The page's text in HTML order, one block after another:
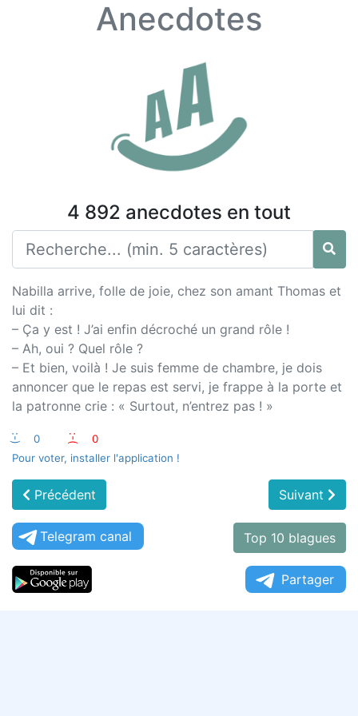
Anecdotes
4 892 anecdotes en tout
Nabilla arrive, folle de joie, chez son amant Thomas et
lui dit :
– Ça y est ! J’ai enfin décroché un grand rôle !
– Ah, oui ? Quel rôle ?
– Et bien, voilà ! Je suis femme de chambre, je dois
annoncer que le repas est servi, je frappe à la porte et
la patronne crie : « Surtout, n’entrez pas ! »
:-) 0 :-(
0
Pour voter, installer l'application !
Précédent Suivant
Telegram canal Top 10 blagues
Partager